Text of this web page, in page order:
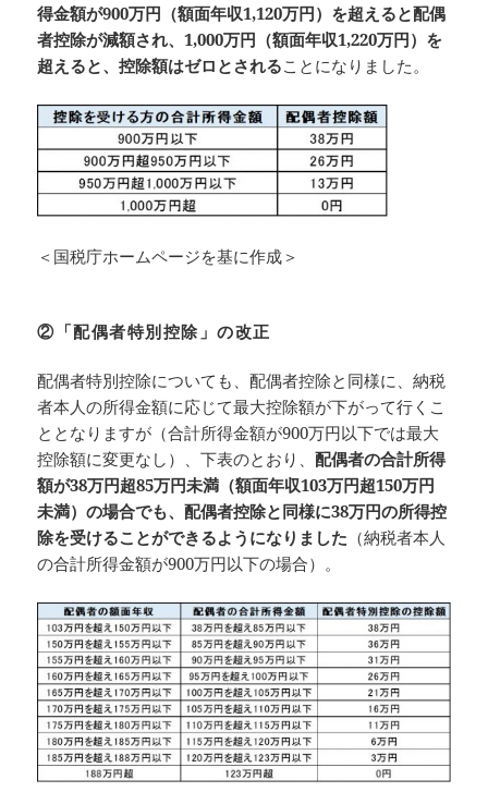
得金額が900万円（額面年収1,120万円）を超えると配偶
者控除が減額され、1,000万円（額面年収1,220万円）を
超えると、控除額はゼロとされることになりました。
＜国税庁ホームページを基に作成＞
②「配偶者特別控除」の改正
配偶者特別控除についても、配偶者控除と同様に、納税
者本人の所得金額に応じて最大控除額が下がって行くこ
ととなりますが（合計所得金額が900万円以下では最大
控除額に変更なし）、下表のとおり、配偶者の合計所得
額が38万円超85万円未満（額面年収103万円超150万円
未満）の場合でも、配偶者控除と同様に38万円の所得控
除を受けることができるようになりました （納税者本人
の合計所得金額が900万円以下の場合）。